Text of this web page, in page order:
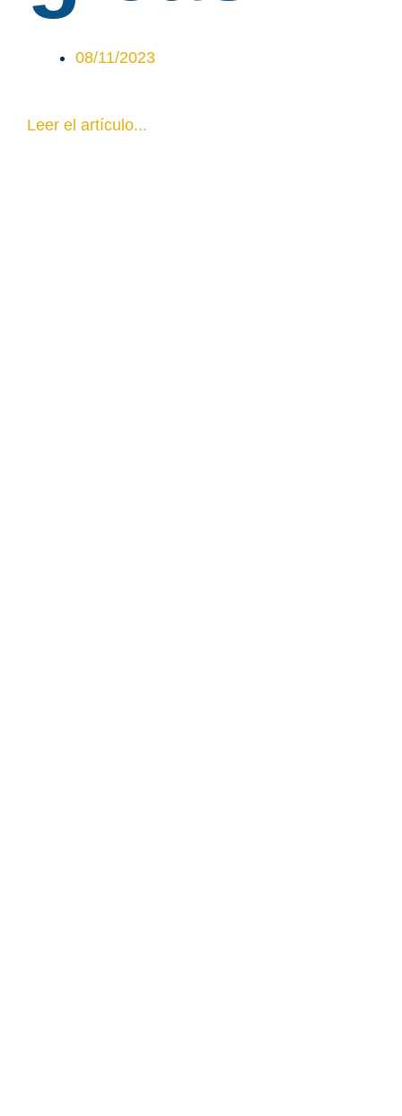
08/11/2023
Leer el artículo...